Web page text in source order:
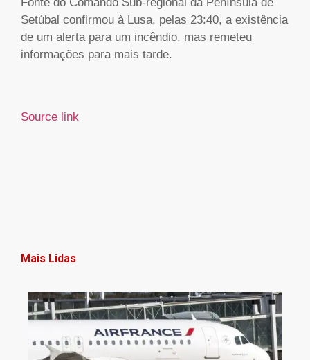
Setúbal confirmou à Lusa, pelas 23:40, a existência
de um alerta para um incêndio, mas remeteu
informações para mais tarde.
Source link
Mais Lidas